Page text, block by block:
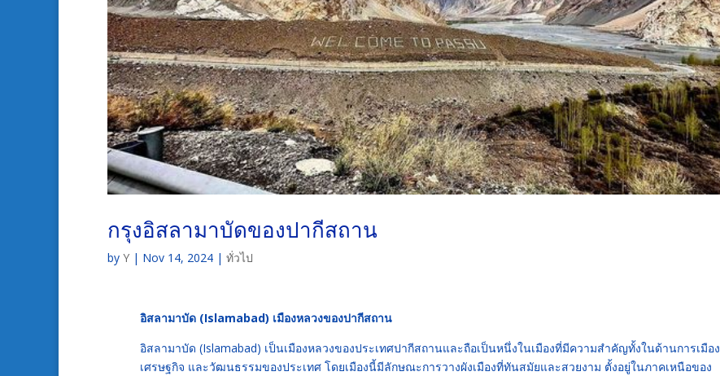
กรุงอิสลามาบัดของปากีสถาน
by Y | Nov 14, 2024 | ทั่วไป
อิสลามาบัด (Islamabad) เมืองหลวงของปากีสถาน
อิสลามาบัด (Islamabad) เป็นเมืองหลวงของประเทศปากีสถานและถือเป็นหนึ่งในเมืองที่มีความสำคัญทั้งในด้านการเมือง
เศรษฐกิจ และวัฒนธรรมของประเทศ โดยเมืองนี้มีลักษณะการวางผังเมืองที่ทันสมัยและสวยงาม ตั้งอยู่ในภาคเหนือของ